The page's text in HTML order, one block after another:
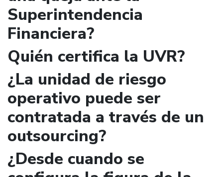
Superintendencia
Financiera?
Quién certifica la UVR?
¿La unidad de riesgo
operativo puede ser
contratada a través de un
outsourcing?
¿Desde cuando se